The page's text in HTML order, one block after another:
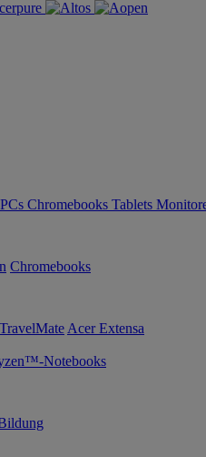
Chromebooks Tablets
Chromebooks
Acer Extensa
Notebooks